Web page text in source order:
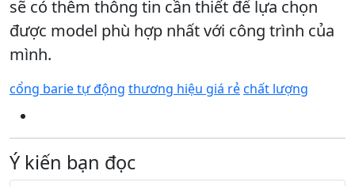
sẽ có thêm thông tin cần thiết để lựa chọn
được model phù hợp nhất với công trình của
mình.
cổng barie tự động thương hiệu giá rẻchất lượng
Ý kiến bạn đọc